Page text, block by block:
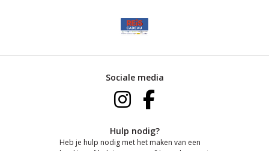
Sociale media
Hulp nodig?
Heb je hulp nodig met het maken van een